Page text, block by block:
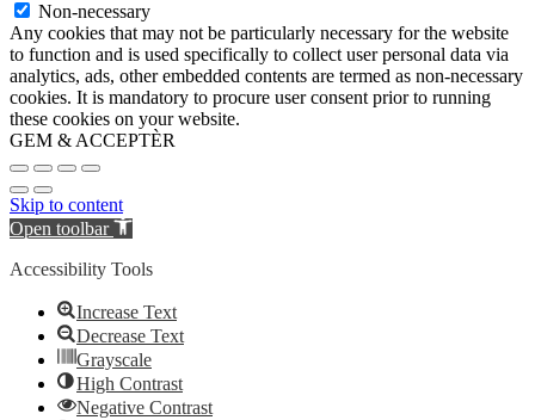
Non-necessary
Any cookies that may not be particularly necessary for the website
to function and is used specifically to collect user personal data via
analytics, ads, other embedded contents are termed as non-necessary
cookies. It is mandatory to procure user consent prior to running
these cookies on your website.
GEM & ACCEPTÈR
Skip to content
Open toolbar
Accessibility Tools
Increase Text
Decrease Text
Grayscale
High Contrast
Negative Contrast